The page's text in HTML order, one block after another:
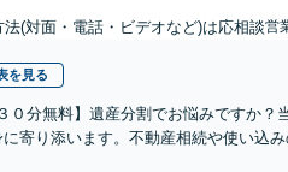
法(対面・電話・ビデオなど)は応相談営
を見る
０分無料】遺産分割でお悩みですか
寄り添います。不動産相続や使い込